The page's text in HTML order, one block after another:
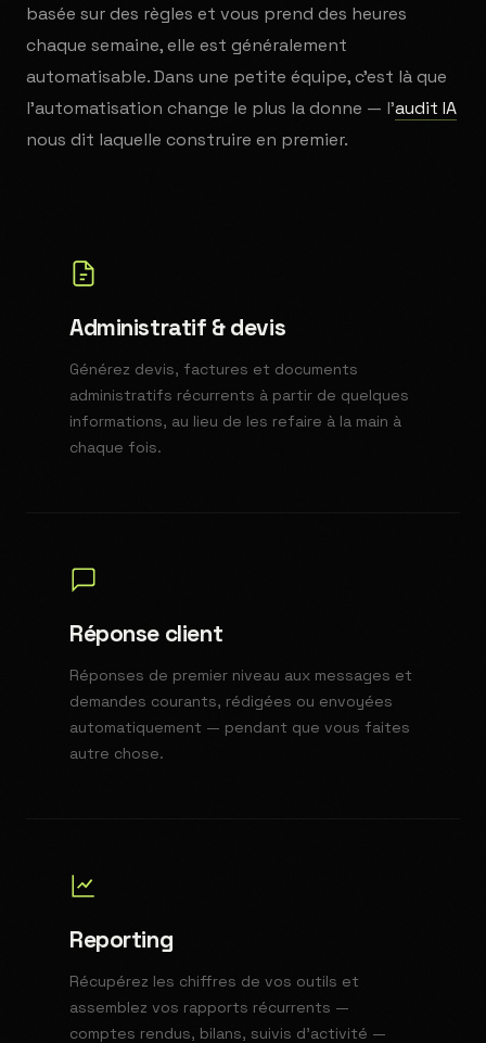
basée sur des règles et vous prend des heures
chaque semaine, elle est généralement
automatisable. Dans une petite équipe, c'est là que
l'automatisation change le plus la donne — l'audit IA
nous dit laquelle construire en premier.
Administratif & devis
Générez devis, factures et documents
administratifs récurrents à partir de quelques
informations, au lieu de les refaire à la main à
chaque fois.
Réponse client
Réponses de premier niveau aux messages et
demandes courants, rédigées ou envoyées
automatiquement — pendant que vous faites
autre chose.
Reporting
Récupérez les chiffres de vos outils et
assemblez vos rapports récurrents —
comptes rendus, bilans, suivis d'activité —